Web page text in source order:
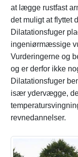
at lægge rustfast
det muligt at flyttet
Dilatationsfuger
ingeniørmæssige
Vurderingerne og
og er derfor ikke
Dilatationsfuger
især ydervægge,
revnedannelser.